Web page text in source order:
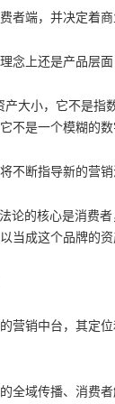
者端，并决定着
念上还是产品层面
大小，它不是
不是一个模糊的
不断指导新的营
论的核心是消费
当成这个品牌的
营销中台，其定
全域传播、消费